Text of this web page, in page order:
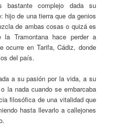
bastante complejo dada su
hijo de una tierra que da genios
de ambas cosas o quizá es
Tramontana hace perder a
ocurre en Tarifa, Cádiz, donde
del país.
a su pasión por la vida, a su
la nada cuando se embarcaba
filosófica de una vitalidad que
hasta llevarlo a callejones